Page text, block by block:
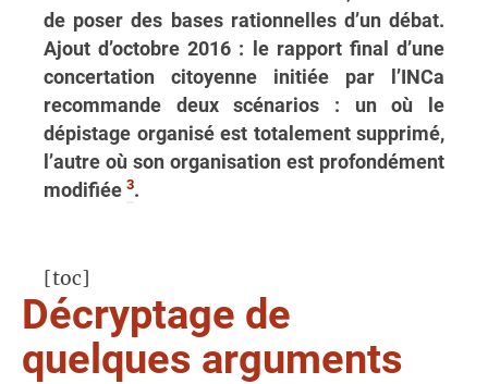
de poser des bases rationnelles d’un débat.
Ajout d’octobre 2016 : le rapport final d’une
concertation citoyenne initiée par l’INCa
recommande deux scénarios : un où le
dépistage organisé est totalement supprimé,
l’autre où son organisation est profondément
modifiée 3.
[toc]
Décryptage de
quelques arguments